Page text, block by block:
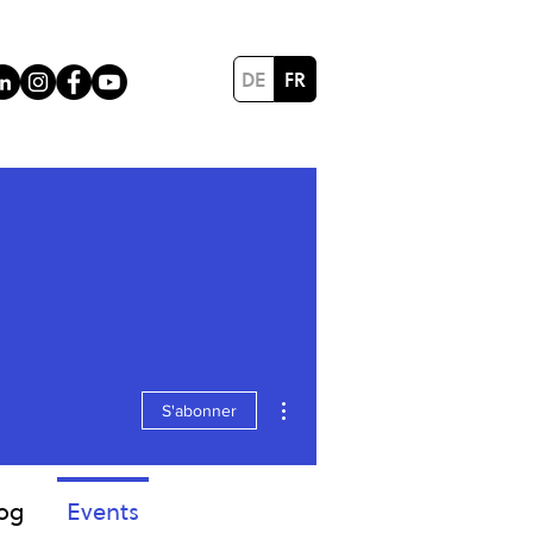
DE FR
S'abonner
Events